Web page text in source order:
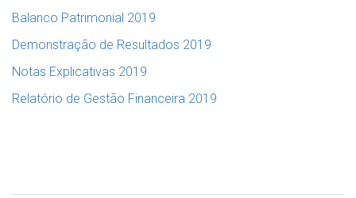
Balanco Patrimonial 2019
Demonstração de Resultados 2019
Notas Explicativas 2019
Relatório de Gestão Financeira 2019